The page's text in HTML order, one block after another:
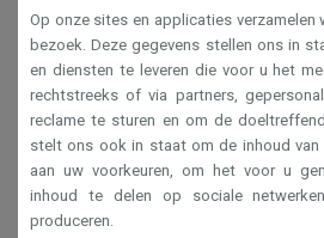
Op onze sites en applicaties verzamelen
bezoek. Deze gegevens stellen ons in
en diensten te leveren die voor u het
rechtstreeks of via partners,
reclame te sturen en om de
stelt ons ook in staat om de inhoud
aan uw voorkeuren, om het voor u
inhoud te delen op sociale
produceren.